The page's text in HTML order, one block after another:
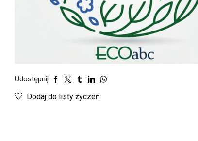
Udostępnij:
Dodaj do listy życzeń